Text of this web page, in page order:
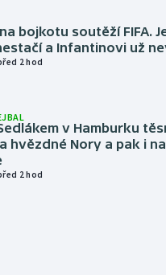
bojkotu soutěží FIFA.
a Infantinovi už
2 hod
v Hamburku
hvězdné Nory a pak i na
2 hod